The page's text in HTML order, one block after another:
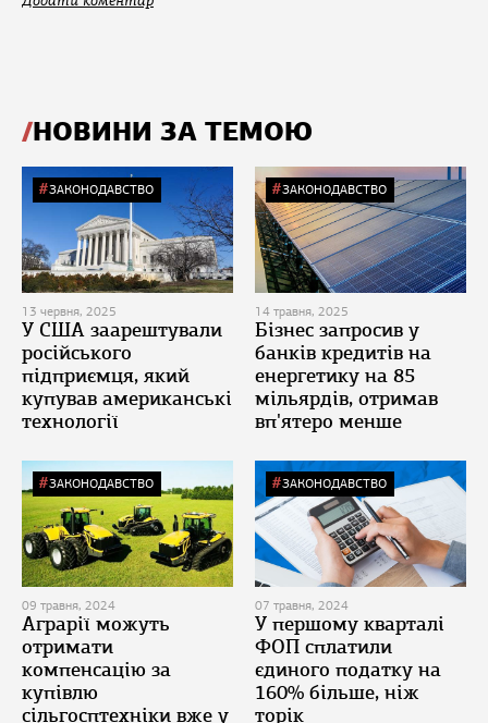
НОВИНИ ЗА ТЕМОЮ
ЗАКОНОДАВСТВО
13 червня, 2025
У США заарештували
російського
підприємця, який
купував американські
технології
ЗАКОНОДАВСТВО
14 травня, 2025
Бізнес запросив у
банків кредитів на
енергетику на 85
мільярдів, отримав
вп'ятеро менше
ЗАКОНОДАВСТВО
09 травня, 2024
Аграрії можуть
отримати
компенсацію за
купівлю
сільгосптехніки вже у
ЗАКОНОДАВСТВО
07 травня, 2024
У першому кварталі
ФОП сплатили
єдиного податку на
160% більше, ніж
торік